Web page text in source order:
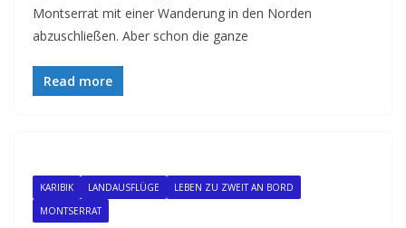
Montserrat mit einer Wanderung in den Norden
abzuschließen. Aber schon die ganze
Read more
KARIBIK LANDAUSFLÜGE
LEBEN ZU ZWEIT AN BORD
MONTSERRAT